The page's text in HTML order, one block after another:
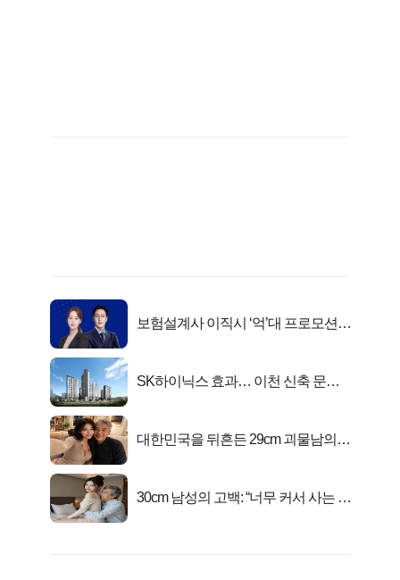
보험설계사 이직시 ‘억’대 프로모션!
SK하이닉스 효과… 이천 신축 문의
대한민국을 뒤흔든 29cm 괴물남의
30cm 남성의 고백: “너무 커서 사는 게